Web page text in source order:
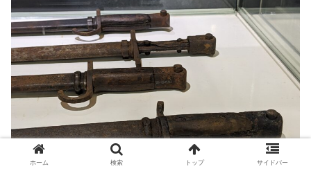
ホーム 検索 トップ サイドバー